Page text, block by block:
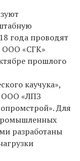
года проводят
ООО «СГК»
прошлого
каучука»,
ООО «ЛПЗ
Для
разработаны